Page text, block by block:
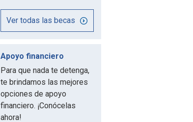
Ver todas las becas
Apoyo financiero
Para que nada te detenga,
te brindamos las mejores
opciones de apoyo
financiero. ¡Conócelas
ahora!